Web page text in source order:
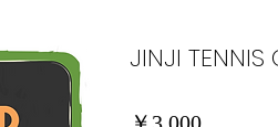
JINJI TENNIS
Price